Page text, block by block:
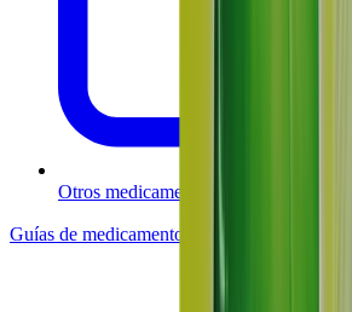
Otros medicamentos
Guías de medicamentos